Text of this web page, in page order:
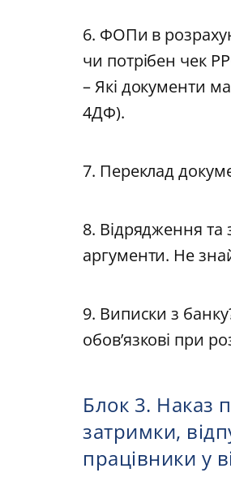
6. ФОПи в
чи потрібен чек
– Які документи
4ДФ).
7. Переклад
8. Відрядження та
аргументи. Не
9. Виписки з
обов’язкові при
Блок 3. Наказ
затримки,
працівники у